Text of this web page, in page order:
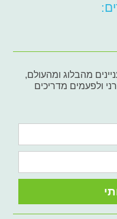
מהבלוג ומהעולם,
ולפעמים מדריכים